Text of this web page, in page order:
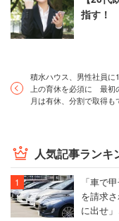
指す！
積水ハウス、男性社員に
上の育休を必須に 最初
月は有休、分割で取得も
人気記事ランキ
「車で
を請求
に出せ